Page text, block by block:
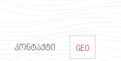
ᲙᲝᲜᲢᲐᲥᲢᲘ GEO